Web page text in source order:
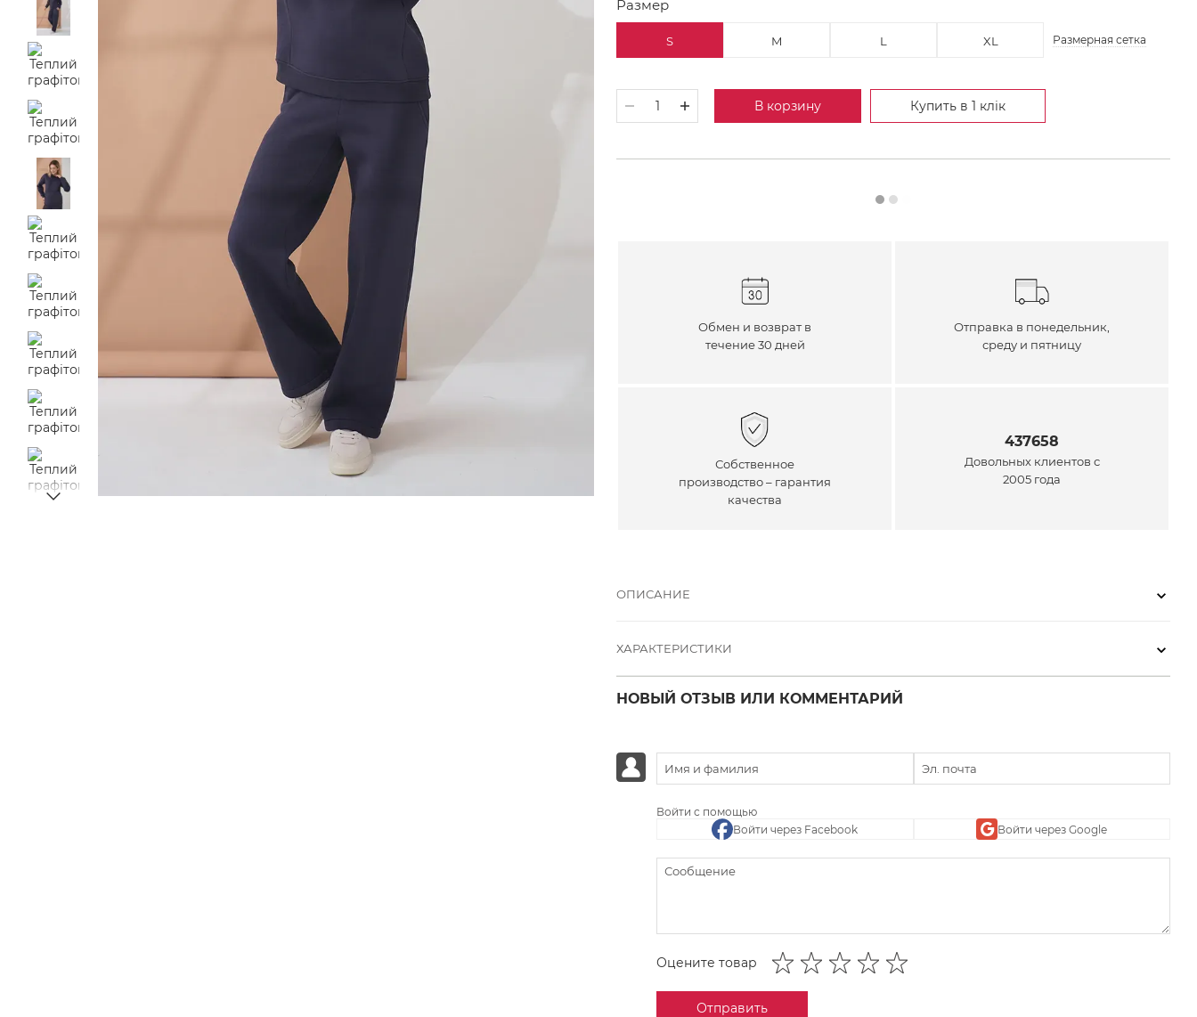
Размер
S M L XL Размерная сетка
В корзину Купить в 1 клік
Обмен и возврат в
течение 30 дней
Отправка в понедельник,
среду и пятницу
Собственное
производство – гарантия
качества
437658
Довольных клиентов с
2005 года
ОПИСАНИЕ
ХАРАКТЕРИСТИКИ
НОВЫЙ ОТЗЫВ ИЛИ КОММЕНТАРИЙ
Войти с помощью
Войти через Facebook
Войти через Google
Оцените товар
Отправить